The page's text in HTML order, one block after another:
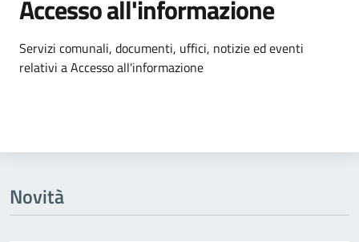
Accesso all'informazione
Dettagli dell'argomento
Servizi comunali, documenti, uffici, notizie ed eventi
relativi a Accesso all'informazione
Novità